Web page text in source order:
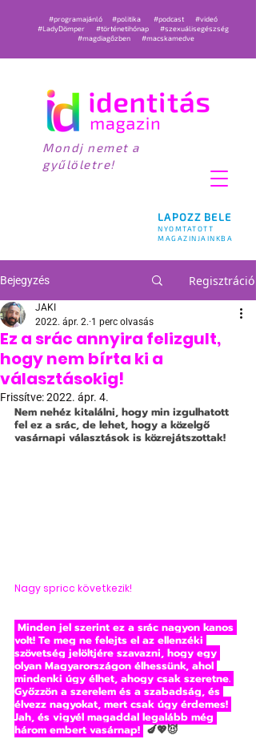
LAPOZZ BELE
NYOMTATOTT
MAGAZINJAINKBA
#programajánló #politika #podcast
#videó
#LadyDömper
#történetihónap
#szexuálisegészség
#magdiagőzben
#macskamedve
Mondj nemet a
gyűlöletre!
Bejegyzés Regisztráció
Ez a srác annyira felizgult,
hogy nem bírta ki a
választásokig!
JAKI
2022. ápr. 2. 1 perc olvasás
Frissítve:2022. ápr. 4.
Nem nehéz kitalálni, hogy min izgulhatott
fel ez a srác, de lehet, hogy a közelgő
vasárnapi választások is közrejátszottak!
Nagy spricc következik!
volt! Te meg ne felejts el az ellenzéki
szövetség jelöltjére szavazni, hogy egy
olyan Magyarországon élhessünk, ahol
mindenki úgy élhet, ahogy csak szeretne.
Győzzön a szerelem és a szabadság, és
élvezz nagyokat, mert csak úgy érdemes!
Jah, és vigyél magaddal legalább még
három embert vasárnap! 🍆💖😈